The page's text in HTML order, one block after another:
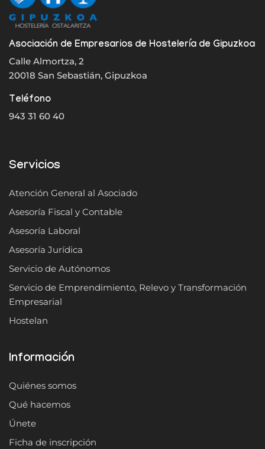
Asociación de Empresarios de Hostelería de Gipuzkoa
Calle Almortza, 2
20018 San Sebastián, Gipuzkoa
Teléfono
943 31 60 40
Servicios
Atención General al Asociado
Asesoría Fiscal y Contable
Asesoría Laboral
Asesoría Jurídica
Servicio de Autónomos
Servicio de Emprendimiento, Relevo y Transformación
Empresarial
Hostelan
Información
Quiénes somos
Qué hacemos
Únete
Ficha de inscripción